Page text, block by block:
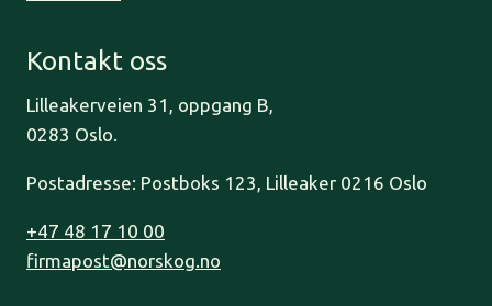
Kontakt oss
Lilleakerveien 31, oppgang B,
0283 Oslo.
Postadresse: Postboks 123, Lilleaker 0216 Oslo
+47 48 17 10 00
firmapost@norskog.no